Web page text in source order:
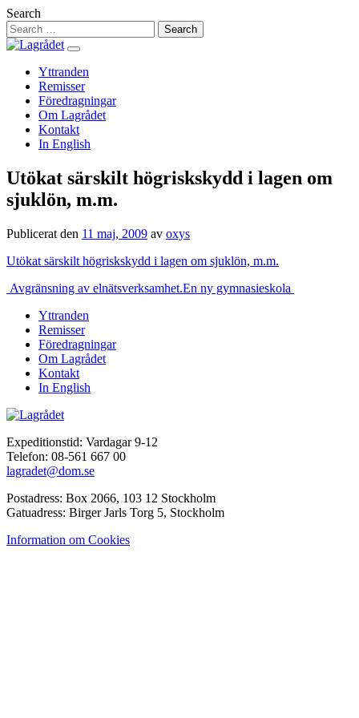
Hoppa
till
innehåll
Search
Yttranden
Remisser
Föredragningar
Om Lagrådet
Kontakt
In English
Utökat särskilt högriskskydd i lagen om
sjuklön, m.m.
Publicerat den 11 maj, 2009 av oxys
Utökat särskilt högriskskydd i lagen om sjuklön, m.m.
Inläggsnavigering
Avgränsning av elnätsverksamhet.En ny gymnasieskola
Yttranden
Remisser
Föredragningar
Om Lagrådet
Kontakt
In English
Expeditionstid: Vardagar 9-12
Telefon: 08-561 667 00
lagradet@dom.se
Postadress: Box 2066, 103 12 Stockholm
Gatuadress: Birger Jarls Torg 5, Stockholm
Information om Cookies